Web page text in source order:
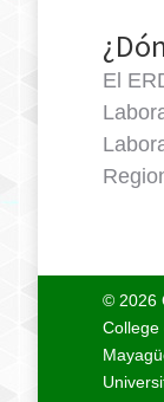
El
© 2026
College